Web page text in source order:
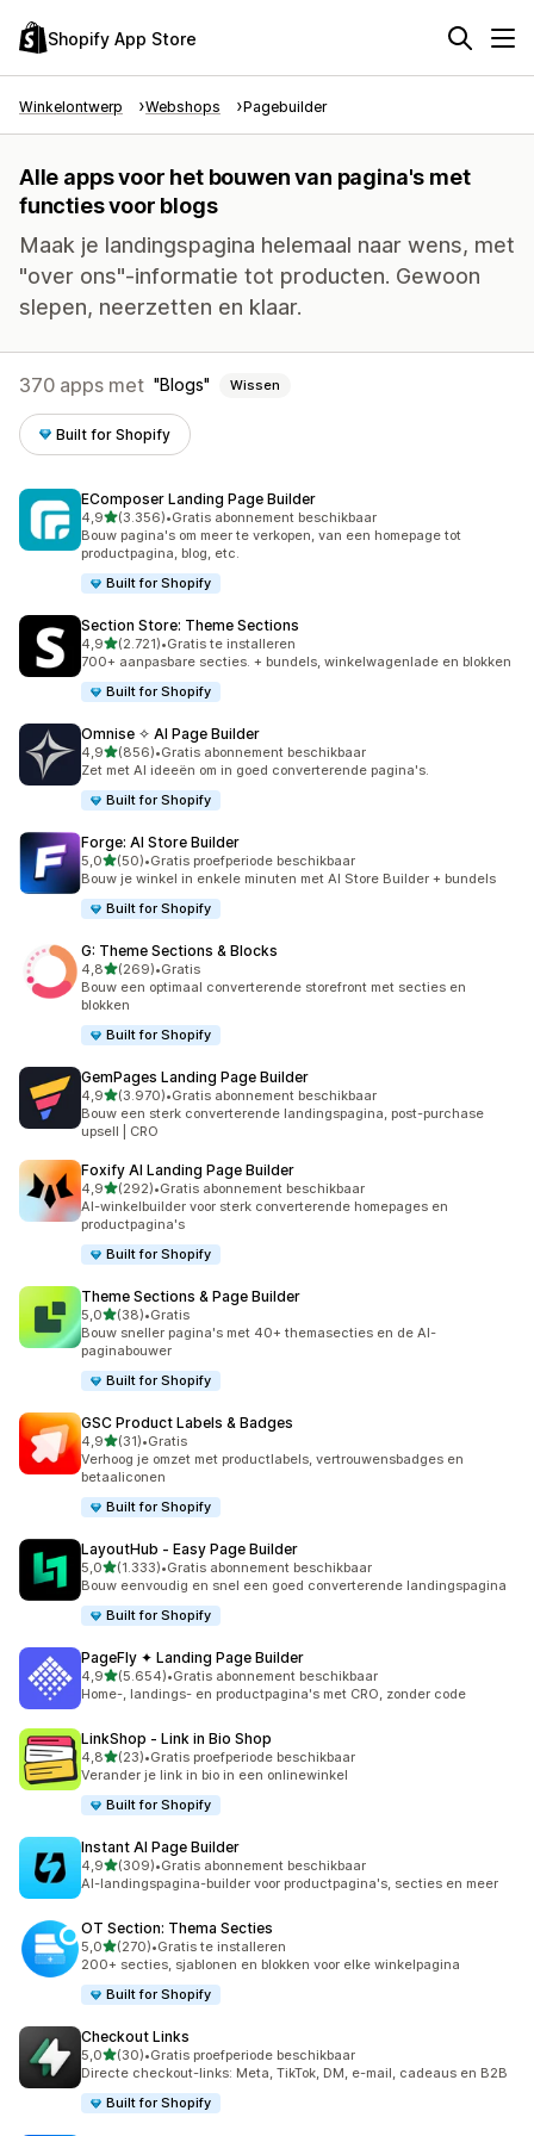
Shopify App Store
Winkelontwerp Webshops Pagebuilder
Alle apps voor het bouwen van pagina's met
functies voor blogs
Maak je landingspagina helemaal naar wens, met
"over ons"-informatie tot producten. Gewoon
slepen, neerzetten en klaar.
370 apps met Blogs Wissen
Built for Shopify
EComposer Landing Page Builder
4,9van 5 sterren
(3.356)
3356 recensies in totaal
•Gratis abonnement beschikbaar
Bouw pagina's om meer te verkopen, van een homepage tot
productpagina, blog, etc.
Built for Shopify
Section Store: Theme Sections
4,9van 5 sterren
(2.721)
2721 recensies in totaal
•Gratis te installeren
700+ aanpasbare secties. + bundels, winkelwagenlade en blokken
Built for Shopify
Omnise ✧ AI Page Builder
4,9van 5 sterren
(856)
856 recensies in totaal
•Gratis abonnement beschikbaar
Zet met AI ideeën om in goed converterende pagina's.
Built for Shopify
Forge: AI Store Builder
5,0van 5 sterren
(50)
50 recensies in totaal
•Gratis proefperiode beschikbaar
Bouw je winkel in enkele minuten met AI Store Builder + bundels
Built for Shopify
G: Theme Sections & Blocks
4,8van 5 sterren
(269)
269 recensies in totaal
•Gratis
Bouw een optimaal converterende storefront met secties en
blokken
Built for Shopify
GemPages Landing Page Builder
4,9van 5 sterren
(3.970)
3970 recensies in totaal
•Gratis abonnement beschikbaar
Bouw een sterk converterende landingspagina, post-purchase
upsell | CRO
Foxify AI Landing Page Builder
4,9van 5 sterren
(292)
292 recensies in totaal
•Gratis abonnement beschikbaar
AI-winkelbuilder voor sterk converterende homepages en
productpagina's
Built for Shopify
Theme Sections & Page Builder
5,0van 5 sterren
(38)
38 recensies in totaal
•Gratis
Bouw sneller pagina's met 40+ themasecties en de AI-
paginabouwer
Built for Shopify
GSC Product Labels & Badges
4,9van 5 sterren
(31)
31 recensies in totaal
•Gratis
Verhoog je omzet met productlabels, vertrouwensbadges en
betaaliconen
Built for Shopify
LayoutHub ‑ Easy Page Builder
5,0van 5 sterren
(1.333)
1333 recensies in totaal
•Gratis abonnement beschikbaar
Bouw eenvoudig en snel een goed converterende landingspagina
Built for Shopify
PageFly ✦ Landing Page Builder
4,9van 5 sterren
(5.654)
5654 recensies in totaal
•Gratis abonnement beschikbaar
Home-, landings- en productpagina's met CRO, zonder code
LinkShop ‑ Link in Bio Shop
4,8van 5 sterren
(23)
23 recensies in totaal
•Gratis proefperiode beschikbaar
Verander je link in bio in een onlinewinkel
Built for Shopify
Instant AI Page Builder
4,9van 5 sterren
(309)
309 recensies in totaal
•Gratis abonnement beschikbaar
AI-landingspagina-builder voor productpagina's, secties en meer
OT Section: Thema Secties
5,0van 5 sterren
(270)
270 recensies in totaal
•Gratis te installeren
200+ secties, sjablonen en blokken voor elke winkelpagina
Built for Shopify
Checkout Links
5,0van 5 sterren
(30)
30 recensies in totaal
•Gratis proefperiode beschikbaar
Directe checkout-links: Meta, TikTok, DM, e-mail, cadeaus en B2B
Built for Shopify